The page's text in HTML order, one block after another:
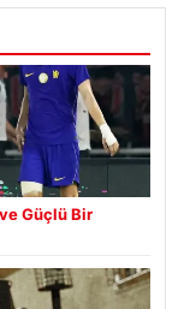
Güçlü Bir